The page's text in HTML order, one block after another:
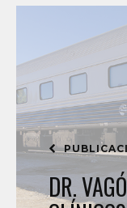
DR.